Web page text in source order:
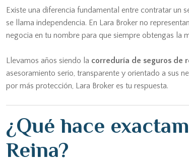
Existe una diferencia fundamental entre contratar un
se llama independencia. En Lara Broker no
negocia en tu nombre para que siempre obtengas la
Llevamos años siendo la correduría de seguros de
asesoramiento serio, transparente y orientado a sus
por más protección, Lara Broker es tu respuesta.
¿Qué hace
Reina?